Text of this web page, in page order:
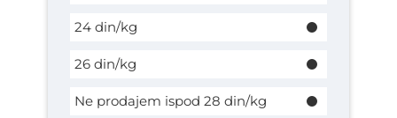
24 din/kg
26 din/kg
Ne prodajem ispod 28 din/kg